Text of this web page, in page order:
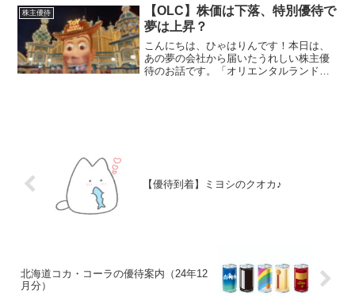
継続保有する株主を対象とした優待内容
となってい...
株主優待
【OLC】株価は下落、特別優待で
夢は上昇？
こんにちは、ひゃはりんです！本日は、
あの夢の会社から届いたうれしい株主優
待のお話です。「オリエンタルランド
【優待到着】ミヨシのクオカ♪
北海道コカ・コーラの優待案内（24年12
月分）